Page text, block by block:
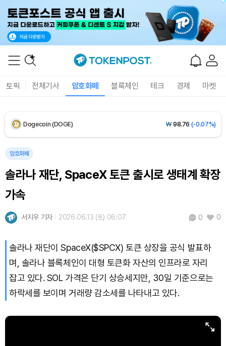
토픽 전체기사 암호화폐 블록체인 테크 경제 마켓
Solana (SOL) ₩107,488(+2.05%)
Bitcoin (BTC) 91,285,674(-0.19%)
암호화폐
솔라나 재단, SpaceX 토큰 출시로 생태계 확장
가속
서지우 기자 2026.06.13 (토) 06:07 0 0
솔라나 재단이 SpaceX($SPCX) 토큰 상장을 공식 발표하
며, 솔라나 블록체인이 대형 토큰화 자산의 인프라로 자리
잡고 있다. SOL 가격은 단기 상승세지만, 30일 기준으로는
하락세를 보이며 거래량 감소세를 나타내고 있다.